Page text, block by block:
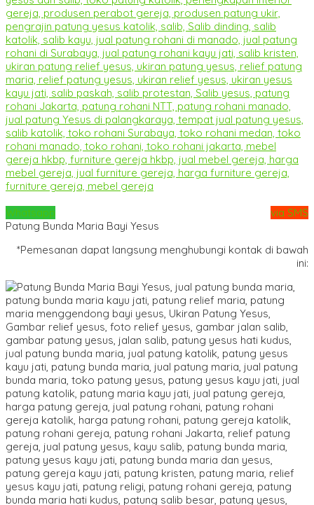
Whatsapp
via SMS
Patung Bunda Maria Bayi Yesus
*Pemesanan dapat langsung menghubungi kontak di bawah
ini: